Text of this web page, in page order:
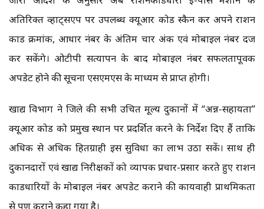
अतिरिक्त व्हाट्सएप पर उपलब्ध क्यूआर कोड स्कैन कर अपने राशन
कार्ड क्रमांक, आधार नंबर के अंतिम चार अंक एवं मोबाइल नंबर दर्ज
कर सकेंगे। ओटीपी सत्यापन के बाद मोबाइल नंबर सफलतापूर्वक
अपडेट होने की सूचना एसएमएस के माध्यम से प्राप्त होगी।
खाद्य विभाग ने जिले की सभी उचित मूल्य दुकानों में “अन्न-सहायता”
क्यूआर कोड को प्रमुख स्थान पर प्रदर्शित करने के निर्देश दिए हैं ताकि
अधिक से अधिक हितग्राही इस सुविधा का लाभ उठा सकें। साथ ही
दुकानदारों एवं खाद्य निरीक्षकों को व्यापक प्रचार-प्रसार करते हुए राशन
कार्डधारियों के मोबाइल नंबर अपडेट कराने की कार्यवाही प्राथमिकता
से पूर्ण कराने कहा गया है।